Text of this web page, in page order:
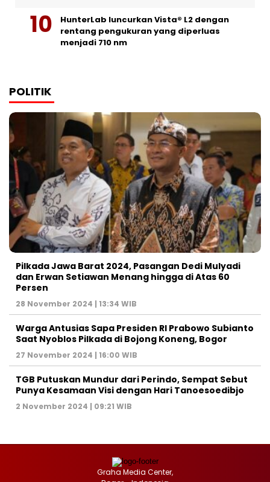
HunterLab luncurkan Vista® L2 dengan
rentang pengukuran yang diperluas
menjadi 710 nm
POLITIK
Pilkada Jawa Barat 2024, Pasangan Dedi Mulyadi
dan Erwan Setiawan Menang hingga di Atas 60
Persen
28 November 2024 | 13:34 WIB
Warga Antusias Sapa Presiden RI Prabowo Subianto
Saat Nyoblos Pilkada di Bojong Koneng, Bogor
27 November 2024 | 16:00 WIB
TGB Putuskan Mundur dari Perindo, Sempat Sebut
Punya Kesamaan Visi dengan Hari Tanoesoedibjo
2 November 2024 | 09:21 WIB
Graha Media Center,